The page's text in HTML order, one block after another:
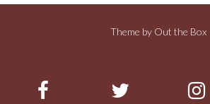
Theme by Out the Box